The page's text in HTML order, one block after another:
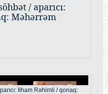
/ aparıcı:
Məhərrəm